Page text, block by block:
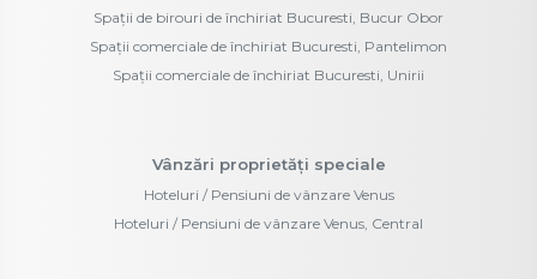
Spații de birouri de închiriat Bucuresti, Bucur Obor
Spații comerciale de închiriat Bucuresti, Pantelimon
Spații comerciale de închiriat Bucuresti, Unirii
Vânzări proprietăți speciale
Hoteluri / Pensiuni de vânzare Venus
Hoteluri / Pensiuni de vânzare Venus, Central